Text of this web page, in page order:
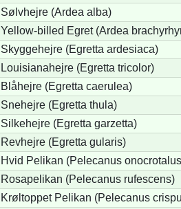
Sølvhejre (Ardea alba)
Yellow-billed Egret (Ardea
Skyggehejre (Egretta ardesiaca)
Louisianahejre (Egretta tricolor)
Blåhejre (Egretta caerulea)
Snehejre (Egretta thula)
Silkehejre (Egretta garzetta)
Revhejre (Egretta gularis)
Hvid Pelikan (Pelecanus
Rosapelikan (Pelecanus rufescens)
Krøltoppet Pelikan (Pelecanus